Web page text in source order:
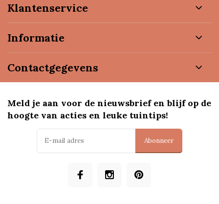
Klantenservice
Informatie
Contactgegevens
Meld je aan voor de nieuwsbrief en blijf op de
hoogte van acties en leuke tuintips!
Abonneer